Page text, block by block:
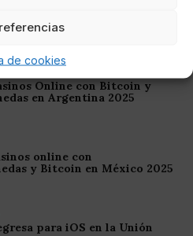
de cookies
Bitcoin Casinos
Online con Bitcoin y
en Argentina 2025
online con
y Bitcoin en México 2025
para iOS en la Unión